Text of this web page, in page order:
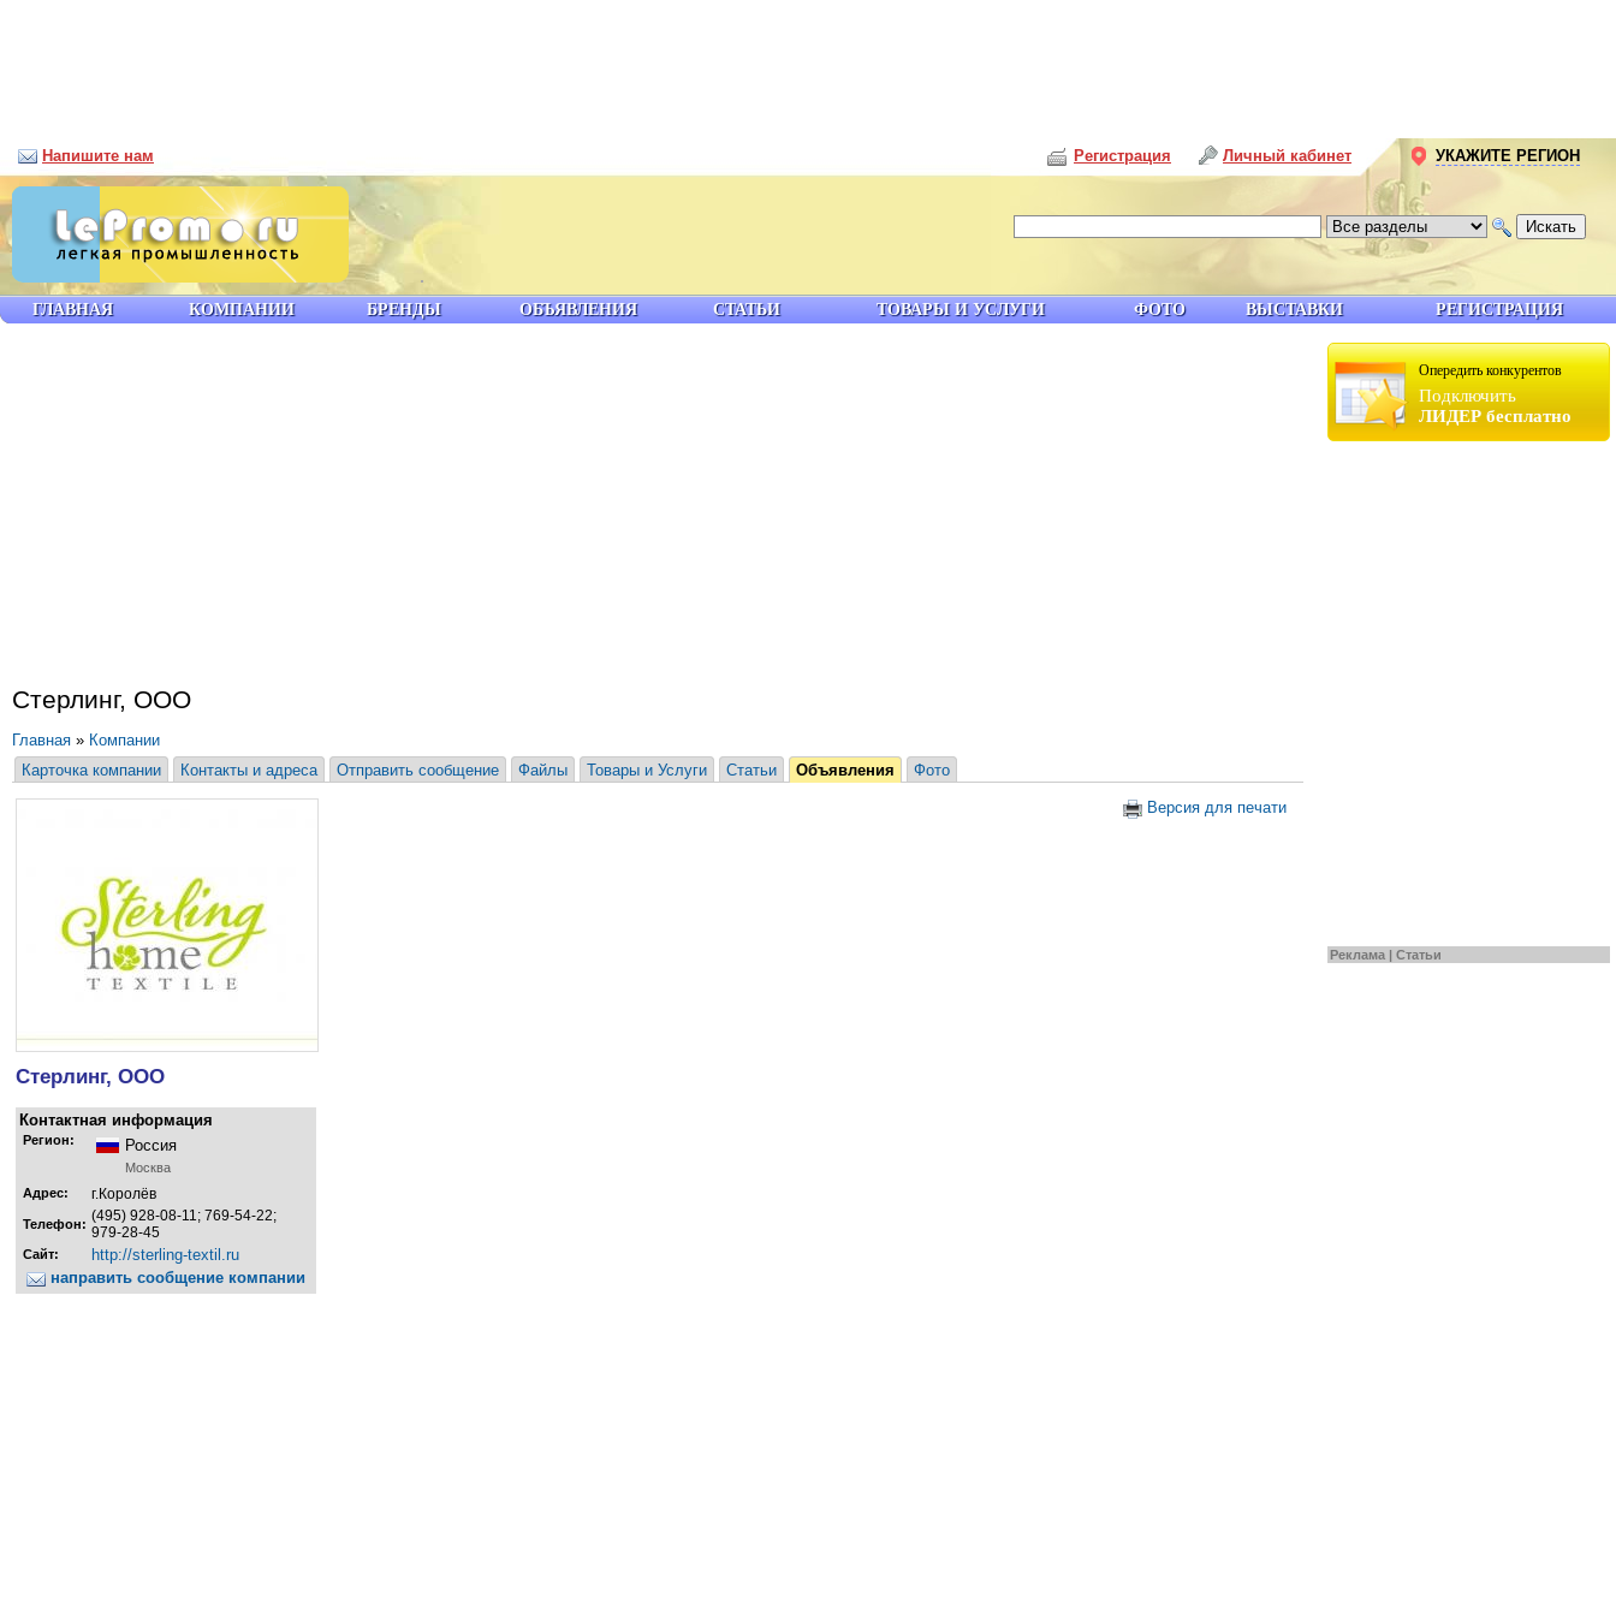
Опередить конкурентов
Подключить
ЛИДЕР бесплатно
Реклама | Статьи
Стерлинг, ООО
Главная » Компании
Карточка компании
Контакты и адреса Отправить сообщение Файлы Товары и Услуги Статьи Объявления Фото
Стерлинг, ООО
Контактная информация
Регион: Россия
Москва
Адрес:
г.Королёв
Телефон: (495) 928-08-11; 769-54-22;
979-28-45
Сайт:
http://sterling-textil.ru
направить сообщение компании
Версия для печати
ГЛАВНАЯ КОМПАНИИ БРЕНДЫ ОБЪЯВЛЕНИЯ СТАТЬИ ТОВАРЫ И УСЛУГИ ФОТО ВЫСТАВКИ РЕГИСТРАЦИЯ
Напишите нам Личный кабинет
Регистрация УКАЖИТЕ РЕГИОН